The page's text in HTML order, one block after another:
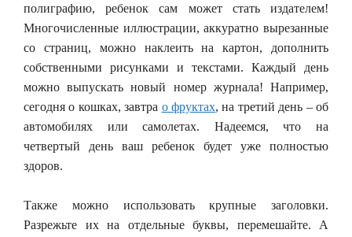
полиграфию, ребенок сам может стать издателем!
Многочисленные иллюстрации, аккуратно вырезанные
со страниц, можно наклеить на картон, дополнить
собственными рисунками и текстами. Каждый день
можно выпускать новый номер журнала! Например,
сегодня о кошках, завтра о фруктах, на третий день – об
автомобилях или самолетах. Надеемся, что на
четвертый день ваш ребенок будет уже полностью
здоров.
Также можно использовать крупные заголовки.
Разрежьте их на отдельные буквы, перемешайте. А